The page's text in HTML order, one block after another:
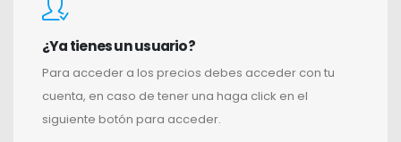
¿Ya tienes un usuario?
Para acceder a los precios debes acceder con tu
cuenta, en caso de tener una haga click en el
siguiente botón para acceder.